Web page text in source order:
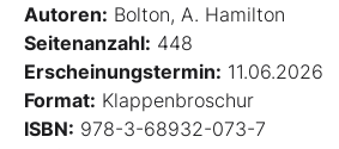
Autoren: Bolton, A. Hamilton
Seitenanzahl: 448
Erscheinungstermin: 11.06.2026
Format: Klappenbroschur
ISBN: 978-3-68932-073-7